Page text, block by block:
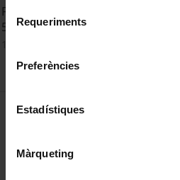
consultar laPolítica de galetes
Selecció
de Requeriments
Preferències
Estadístiques
Màrqueting
First Arab Euro Conference on
5